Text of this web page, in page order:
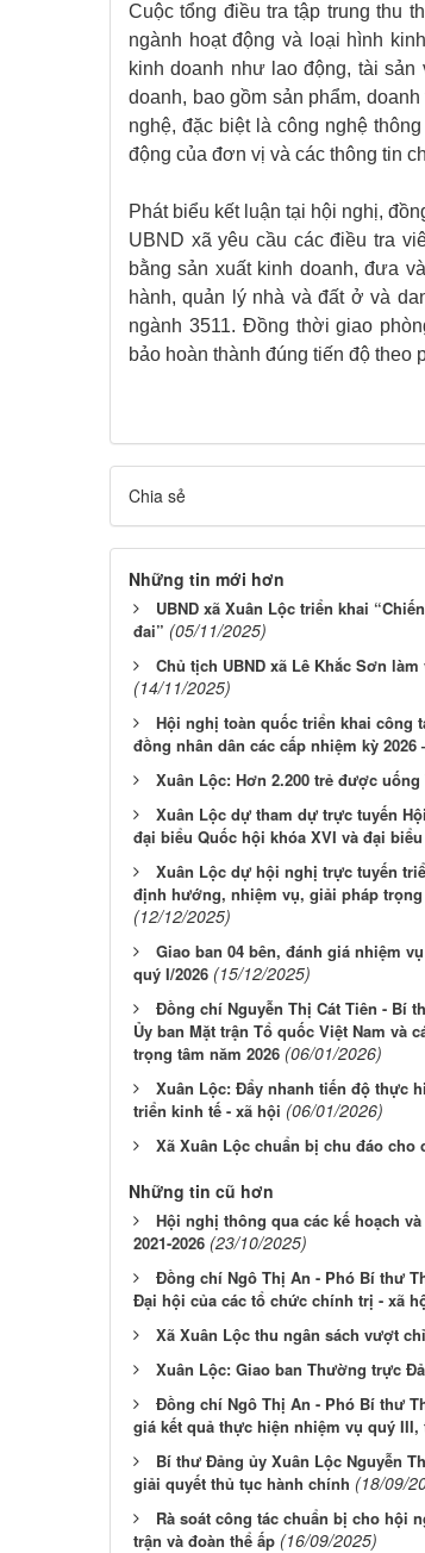
Cuộc tổng điều tra tập trung thu
ngành hoạt động và loại hình
kinh doanh như lao động, tài sản
doanh, bao gồm sản phẩm,
nghệ, đặc biệt là công nghệ
động của đơn vị và các thông tin
Phát biểu kết luận tại hội nghị,
UBND xã yêu cầu các điều tra
bằng sản xuất kinh doanh, đưa
hành, quản lý nhà và đất ở và
ngành 3511. Đồng thời giao
bảo hoàn thành đúng tiến độ theo
Chia sẻ
Những tin mới hơn
UBND xã Xuân Lộc triển khai
đai” (05/11/2025)
Chủ tịch UBND xã Lê Khắc Sơn
(14/11/2025)
Hội nghị toàn quốc triển khai công
đồng nhân dân các cấp nhiệm kỳ 2026
Xuân Lộc: Hơn 2.200 trẻ được
Xuân Lộc dự tham dự trực tuyến
đại biểu Quốc hội khóa XVI và đại biểu
Xuân Lộc dự hội nghị trực tuyến
định hướng, nhiệm vụ, giải pháp
(12/12/2025)
Giao ban 04 bên, đánh giá nhiệm
quý I/2026 (15/12/2025)
Đồng chí Nguyễn Thị Cát Tiên - Bí
Ủy ban Mặt trận Tổ quốc Việt Nam và
trọng tâm năm 2026 (06/01/2026)
Xuân Lộc: Đẩy nhanh tiến độ thực
triển kinh tế - xã hội (06/01/2026)
Xã Xuân Lộc chuẩn bị chu đáo cho
Những tin cũ hơn
Hội nghị thông qua các kế hoạch
2021-2026 (23/10/2025)
Đồng chí Ngô Thị An - Phó Bí thư
Đại hội của các tổ chức chính trị - xã
Xã Xuân Lộc thu ngân sách vượt
Xuân Lộc: Giao ban Thường trực
Đồng chí Ngô Thị An - Phó Bí thư
giá kết quả thực hiện nhiệm vụ quý
Bí thư Đảng ủy Xuân Lộc Nguyễn
giải quyết thủ tục hành chính (18/09/
Rà soát công tác chuẩn bị cho hội
trận và đoàn thể ấp (16/09/2025)